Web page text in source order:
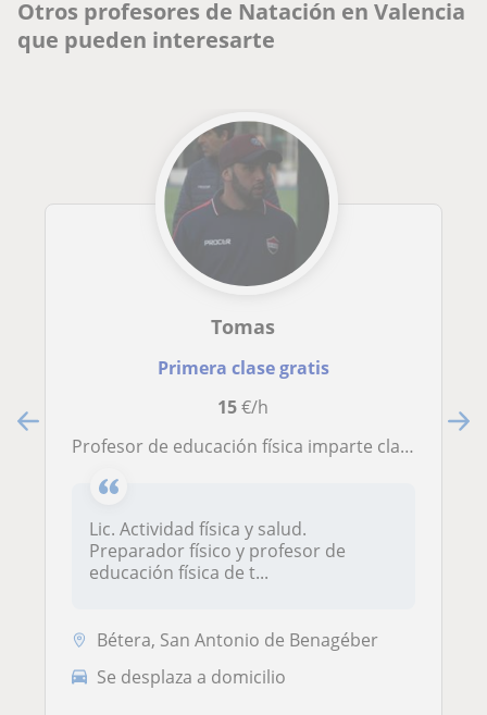
Otros profesores de Natación en Valencia
que pueden interesarte
Tomas
Primera clase gratis
15€/h
Profesor de educación física imparte clases de natación de todos los niveles
Lic. Actividad física y salud.
Preparador físico y profesor de
educación física de t...
Bétera, San Antonio de Benagéber
Se desplaza a domicilio